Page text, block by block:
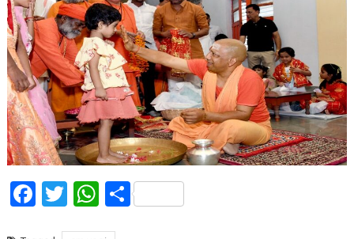
Facebook
Twitter
WhatsApp
Share